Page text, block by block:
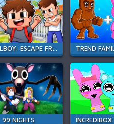
SCHOOLBOY: ESCAPE FROM PARENTS!
99 NIGHTS